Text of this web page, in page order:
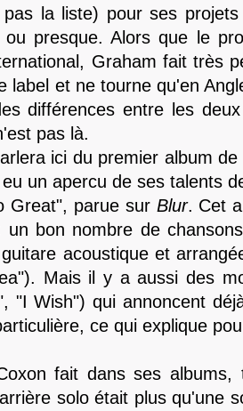
la liste) pour ses
presque. Alors que le
Graham fait très
label et ne tourne qu'en
différences entre les
pas là.
ici du premier album
un apercu de ses talents
Great", parue sur Blur. Cet
un bon nombre de
acoustique et
Mais il y a aussi des
"I Wish") qui annoncent
ce qui explique
fait dans ses
solo était plus qu'une